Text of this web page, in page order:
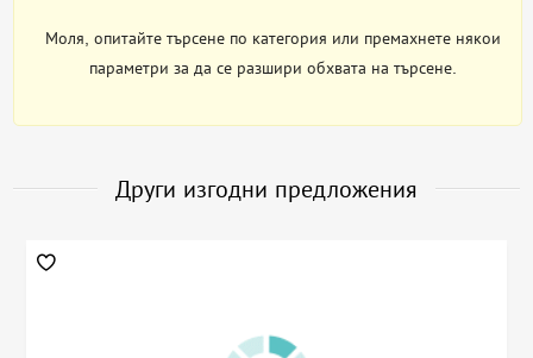
Моля, опитайте търсене по категория или премахнете някои
параметри за да се разшири обхвата на търсене.
Други изгодни предложения